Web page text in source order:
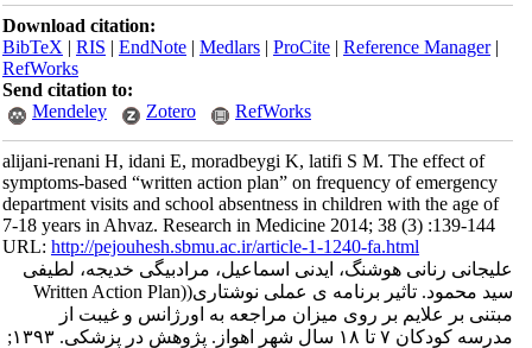
Download citation:
BibTeX|RIS|EndNote|Medlars|ProCite|Reference Manager
RefWorks
Send citation to:
Mendeley
Zotero RefWorks
alijani-renani H, idani E, moradbeygi K, latifi S M. The effect of
symptoms-based “written action plan” on frequency of emergency
department visits and school absentness in children with the age of
7-18 years in Ahvaz. Research in Medicine 2014; 38 (3) :139-144
URL:http://pejouhesh.sbmu.ac.ir/article-1-1240-fa.html
علیجانی رنانی هوشنگ، ایدنی اسماعیل، مرادبیگی خدیجه، لطیفی
سید محمود. تاثیر برنامه ی عملی نوشتاری((Written Action Plan
مبتنی بر علایم بر روی میزان مراجعه به اورژانس و غیبت از
مدرسه کودکان ۷ تا ۱۸ سال شهر اهواز. پژوهش در پزشکی. ۱۳۹۳;